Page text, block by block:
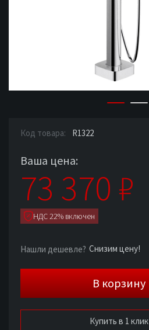
Код товара: R1322
Ваша цена:
73 370 ₽
НДС 22% включен
Нашли дешевле? Снизим цену!
В корзину
Купить в 1 клик